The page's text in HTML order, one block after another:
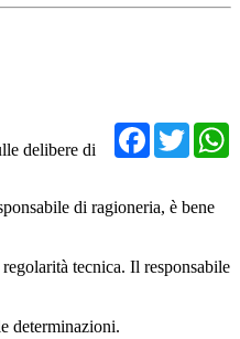
delibere di
di ragioneria, è bene
tecnica. Il responsabile
determinazioni.